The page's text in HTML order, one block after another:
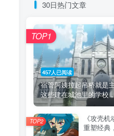
30日热门文章
457人已阅读
宿管阿姨拉起吊桥就是
这些建在城池里的学校
TOP1
《攻壳
重塑经典
TOP2